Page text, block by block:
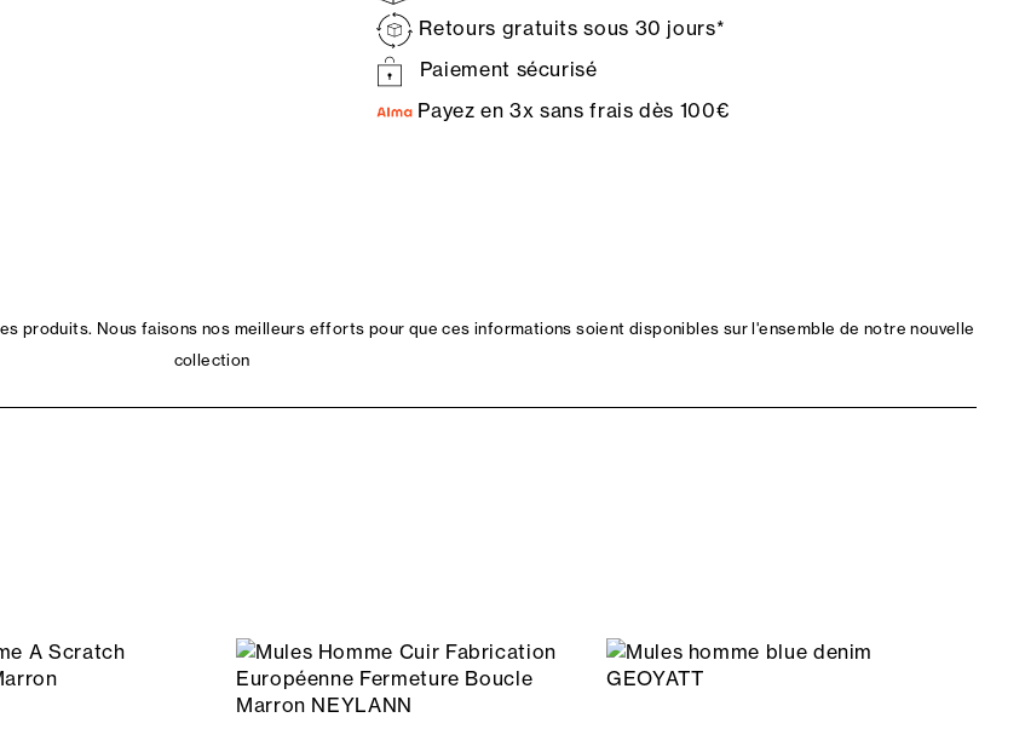
Retours gratuits sous 30 jours*
Paiement sécurisé
Payez en 3x sans frais dès 100€
produits. Nous faisons nos meilleurs efforts pour que ces informations soient disponibles sur l'ensemble de notre nouvelle
collection